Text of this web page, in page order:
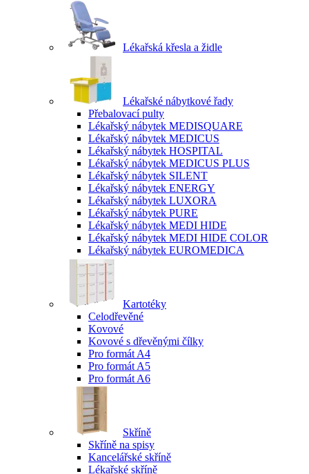
Lékařská křesla a židle
Lékařské nábytkové řady
Přebalovací pulty
Lékařský nábytek MEDISQUARE
Lékařský nábytek MEDICUS
Lékařský nábytek HOSPITAL
Lékařský nábytek MEDICUS PLUS
Lékařský nábytek SILENT
Lékařský nábytek ENERGY
Lékařský nábytek LUXORA
Lékařský nábytek PURE
Lékařský nábytek MEDI HIDE
Lékařský nábytek MEDI HIDE COLOR
Lékařský nábytek EUROMEDICA
Kartotéky
Celodřevěné
Kovové
Kovové s dřevěnými čílky
Pro formát A4
Pro formát A5
Pro formát A6
Skříně
Skříně na spisy
Kancelářské skříně
Lékařské skříně